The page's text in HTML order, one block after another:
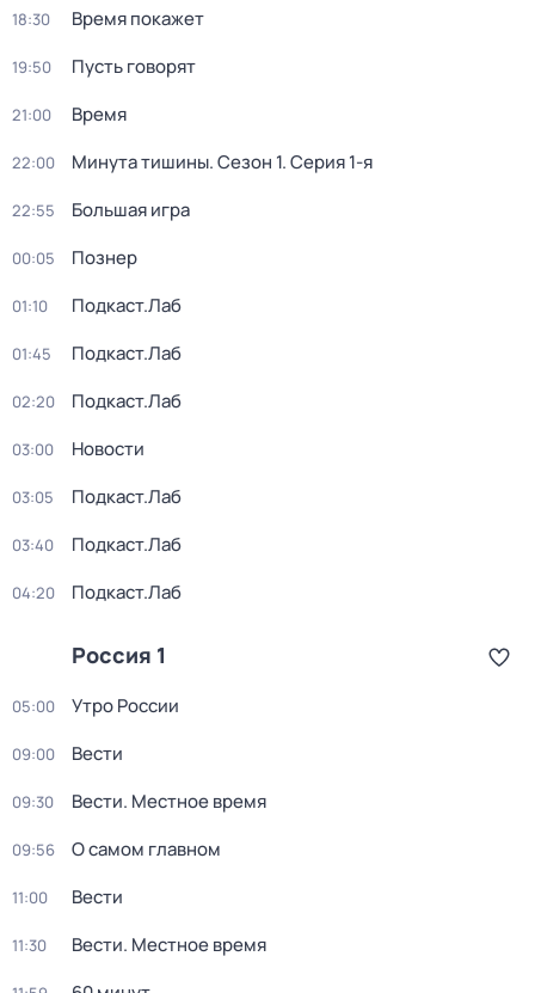
18:30 Время покажет
19:50 Пусть говорят
21:00 Время
22:00 Минута тишины. Сезон 1. Серия 1-я
22:55 Большая игра
00:05 Познер
01:10 Подкаст.Лаб
01:45 Подкаст.Лаб
02:20 Подкаст.Лаб
03:00 Новости
03:05 Подкаст.Лаб
03:40 Подкаст.Лаб
04:20 Подкаст.Лаб
Россия 1
05:00 Утро России
09:00 Вести
09:30 Вести. Местное время
09:56 О самом главном
11:00 Вести
11:30 Вести. Местное время